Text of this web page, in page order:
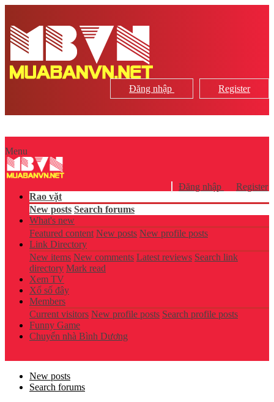
Đăng nhập Register
Menu
Đăng nhập
Register
Rao vặt
New posts Search forums
What's new
Featured content New posts New profile posts
Link Directory
New items New comments Latest reviews Search link
directory Mark read
Xem TV
Xổ số đây
Members
Current visitors New profile posts Search profile posts
Funny Game
Chuyển nhà Bình Dương
New posts
Search forums